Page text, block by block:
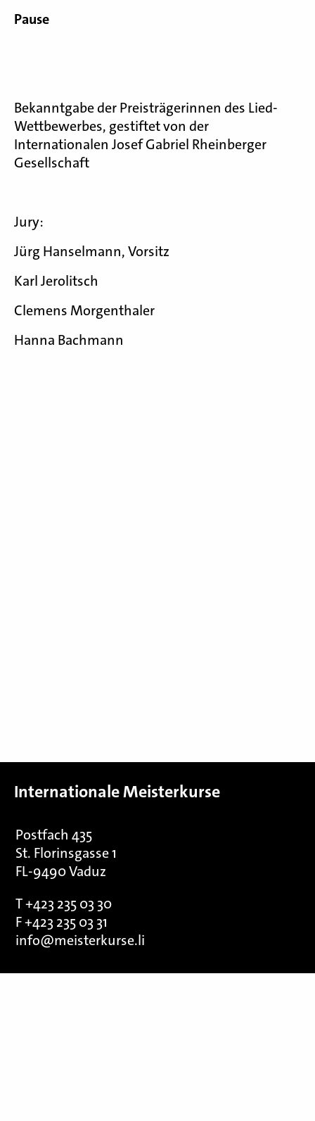
Pause
Bekanntgabe der Preisträgerinnen des Lied-
Wettbewerbes, gestiftet von der
Internationalen Josef Gabriel Rheinberger
Gesellschaft
Jury:
Jürg Hanselmann, Vorsitz
Karl Jerolitsch
Clemens Morgenthaler
Hanna Bachmann
Internationale Meisterkurse
Postfach 435
St. Florinsgasse 1
FL-9490 Vaduz
T +423 235 03 30
F +423 235 03 31
info@meisterkurse.li